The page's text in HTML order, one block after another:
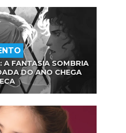
A FANTASIA SOMBRIA
DO ANO CHEGA